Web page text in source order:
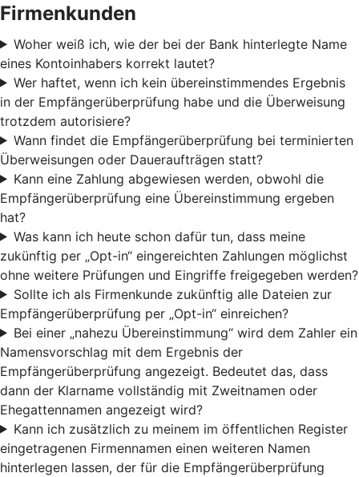
Firmenkunden
Woher weiß ich, wie der bei der Bank hinterlegte Name
eines Kontoinhabers korrekt lautet?
Wer haftet, wenn ich kein übereinstimmendes Ergebnis
in der Empfängerüberprüfung habe und die Überweisung
trotzdem autorisiere?
Wann findet die Empfängerüberprüfung bei terminierten
Überweisungen oder Daueraufträgen statt?
Kann eine Zahlung abgewiesen werden, obwohl die
Empfängerüberprüfung eine Übereinstimmung ergeben
hat?
Was kann ich heute schon dafür tun, dass meine
zukünftig per „Opt-in“ eingereichten Zahlungen möglichst
ohne weitere Prüfungen und Eingriffe freigegeben werden?
Sollte ich als Firmenkunde zukünftig alle Dateien zur
Empfängerüberprüfung per „Opt-in“ einreichen?
Bei einer „nahezu Übereinstimmung“ wird dem Zahler ein
Namensvorschlag mit dem Ergebnis der
Empfängerüberprüfung angezeigt. Bedeutet das, dass
dann der Klarname vollständig mit Zweitnamen oder
Ehegattennamen angezeigt wird?
Kann ich zusätzlich zu meinem im öffentlichen Register
eingetragenen Firmennamen einen weiteren Namen
hinterlegen lassen, der für die Empfängerüberprüfung